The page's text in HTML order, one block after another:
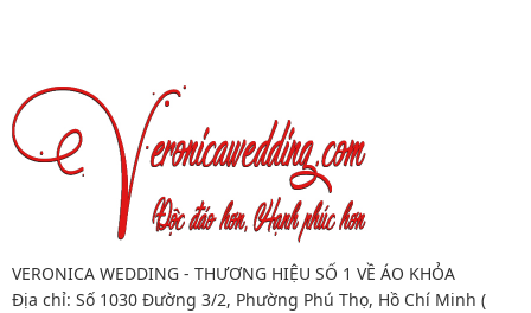
VERONICA WEDDING - THƯƠNG HIỆU SỐ 1 VỀ ÁO KHỎA
Địa chỉ: Số 1030 Đường 3/2, Phường Phú Thọ, Hồ Chí Minh (